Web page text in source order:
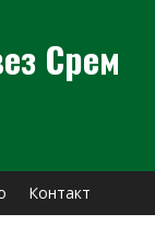
Срем
Контакт